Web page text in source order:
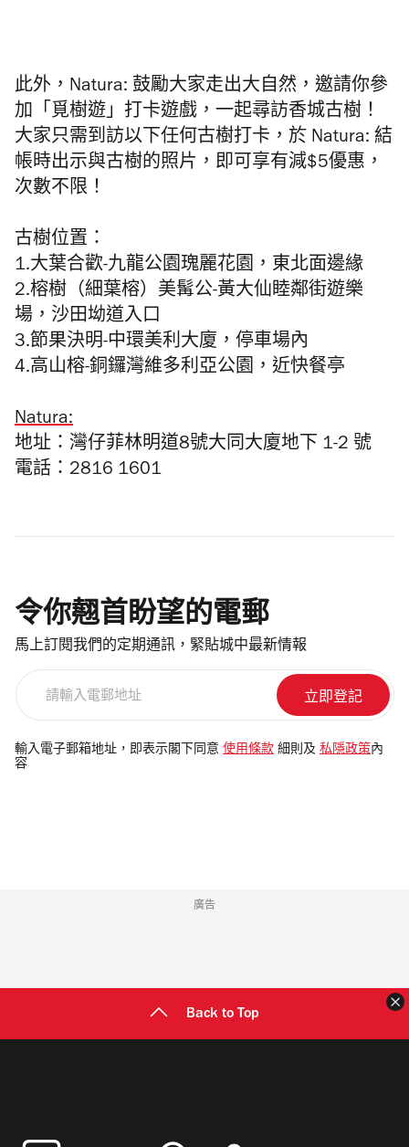
此外，Natura: 鼓勵大家走出大自然， 邀請你參
加 「 覓樹遊」 打卡遊戲， 一起尋訪香城古樹！
大家只需到訪以下任何古樹打卡，於 Natura: 結
帳時出示與古樹的照片，即可享有 減$5優惠，
次數不限！
古樹位置：
1.大葉合歡-九龍公園瑰麗花園，東北面邊緣
2.榕樹（細葉榕） 美髯公-黃大仙睦鄰街遊樂
場，沙田坳道入口
3.節果決明-中環美利大廈，停車場內
4.高山榕-銅鑼灣維多利亞公園，近快餐亭
Natura:
地址：灣仔菲林明道8號大同大廈地下 1-2 號
電話：2816 1601
令你翹首盼望的電郵
馬上訂閱我們的定期通訊，緊貼城中最新情報
電
郵
輸入電子郵箱地址，即表示閣下同意 使用條款 細則及 私隱政策 內
容
廣告
Back to Top